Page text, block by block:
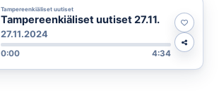
Tampereenkiäliset uutiset
Tampereenkiäliset uutiset 27.11.
27.11.2024
0:00 4:34